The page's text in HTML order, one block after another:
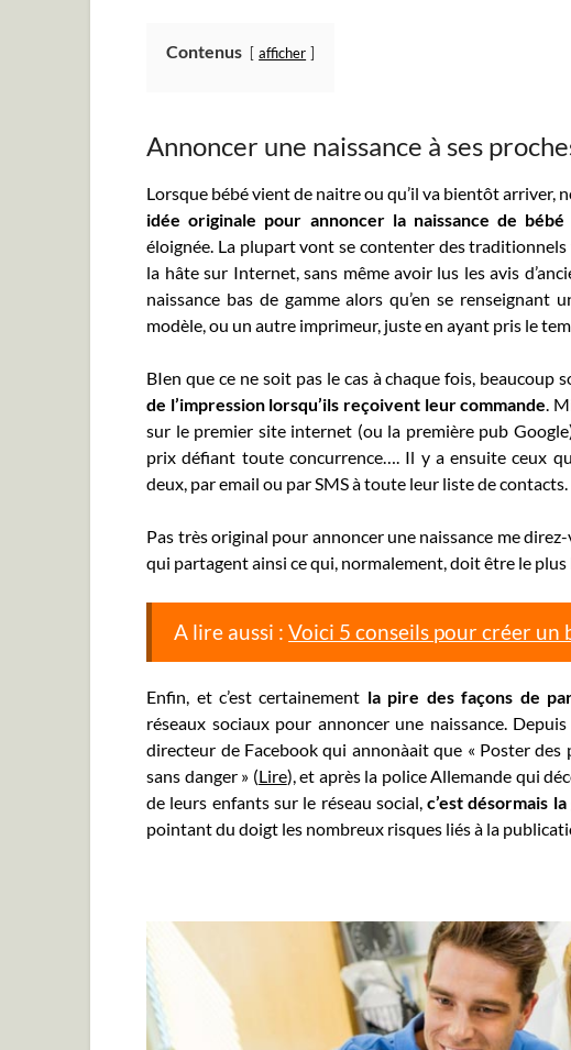
Contenus afficher
Annoncer une naissance à ses
Lorsque bébé vient de naitre ou qu’il va bientôt arriver,
idée originale pour annoncer la naissance de
éloignée. La plupart vont se contenter des
la hâte sur Internet, sans même avoir lus les avis
naissance bas de gamme alors qu’en se
modèle, ou un autre imprimeur, juste en ayant pris le
BIen que ce ne soit pas le cas à chaque fois, beaucoup
de l’impression lorsqu’ils reçoivent leur commande.
sur le premier site internet (ou la première pub
prix défiant toute concurrence…. Il y a ensuite ceux
deux, par email ou par SMS à toute leur liste de contacts.
Pas très original pour annoncer une naissance me
qui partagent ainsi ce qui, normalement, doit être le plus
A lire aussi :Voici 5 conseils pour créer un
Enfin, et c’est certainement la pire des façons de
réseaux sociaux pour annoncer une naissance.
directeur de Facebook qui annonàait que « Poster des
sans danger » (Lire), et après la police Allemande qui
de leurs enfants sur le réseau social,c’est désormais
pointant du doigt les nombreux risques liés à la